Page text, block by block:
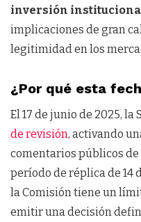
inversión
implicaciones de gran
legitimidad en los
¿Por qué esta
El 17 de junio de 2025, la
de revisión, activando
comentarios públicos de
período de réplica de 14
la Comisión tiene un
emitir una decisión